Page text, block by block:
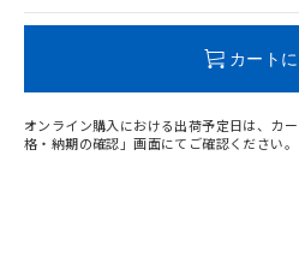
カート
オンライン購入における出荷予定日は、カ
格・納期の確認」画面にてご確認ください。